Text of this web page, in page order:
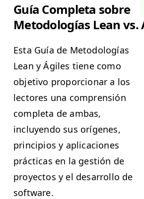
Guía Completa sobre
Metodologías Lean vs.
Esta Guía de Metodologías
Lean y Ágiles tiene como
obje­ti­vo pro­por­cionar a los
lec­tores una com­pren­sión
com­ple­ta de ambas,
incluyen­do sus orí­genes,
prin­ci­p­ios y apli­ca­ciones
prác­ti­cas en la gestión de
proyec­tos y el desar­rol­lo de
software.